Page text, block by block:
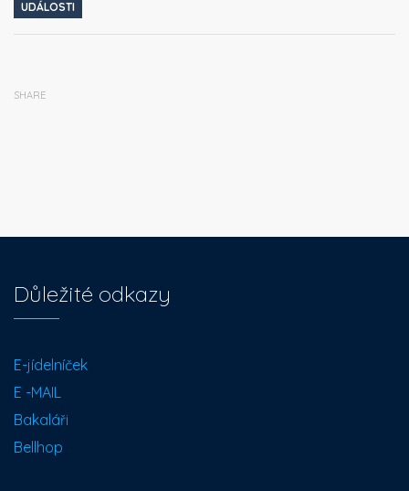
UDÁLOSTI
SHARE
Důležité odkazy
E-jídelníček
E -MAIL
Bakaláři
Bellhop